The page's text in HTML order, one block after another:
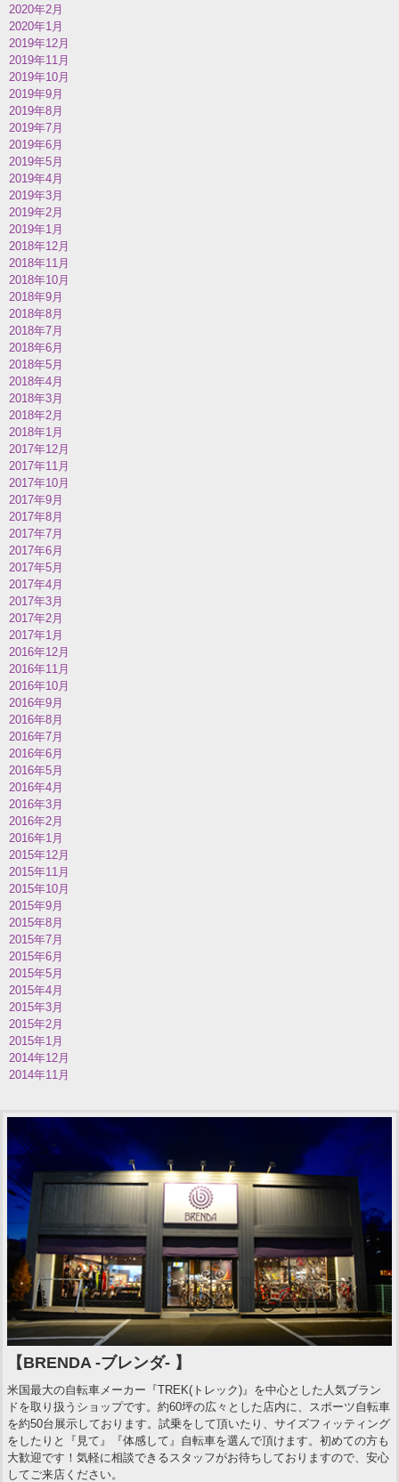
2020年2月
2020年1月
2019年12月
2019年11月
2019年10月
2019年9月
2019年8月
2019年7月
2019年6月
2019年5月
2019年4月
2019年3月
2019年2月
2019年1月
2018年12月
2018年11月
2018年10月
2018年9月
2018年8月
2018年7月
2018年6月
2018年5月
2018年4月
2018年3月
2018年2月
2018年1月
2017年12月
2017年11月
2017年10月
2017年9月
2017年8月
2017年7月
2017年6月
2017年5月
2017年4月
2017年3月
2017年2月
2017年1月
2016年12月
2016年11月
2016年10月
2016年9月
2016年8月
2016年7月
2016年6月
2016年5月
2016年4月
2016年3月
2016年2月
2016年1月
2015年12月
2015年11月
2015年10月
2015年9月
2015年8月
2015年7月
2015年6月
2015年5月
2015年4月
2015年3月
2015年2月
2015年1月
2014年12月
2014年11月
【BRENDA -ブレンダ- 】
米国最大の自転車メーカー『TREK(トレック)』を中心とした人気ブラン
ドを取り扱うショップです。約60坪の広々とした店内に、スポーツ自転車
を約50台展示しております。試乗をして頂いたり、サイズフィッティング
をしたりと『見て』『体感して』自転車を選んで頂けます。初めての方も
大歓迎です！気軽に相談できるスタッフがお待ちしておりますので、安心
してご来店ください。